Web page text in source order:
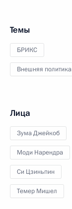
Темы
БРИКС
Внешняя политика
Лица
Зума Джейкоб
Моди Нарендра
Си Цзиньпин
Темер Мишел